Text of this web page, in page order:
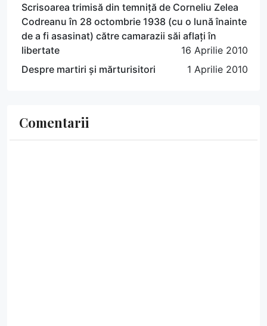
Scrisoarea trimisă din temniță de Corneliu Zelea
Codreanu în 28 octombrie 1938 (cu o lună înainte
de a fi asasinat) către camarazii săi aflați în
libertate
16 Aprilie 2010
Despre martiri și mărturisitori
1 Aprilie 2010
Comentarii